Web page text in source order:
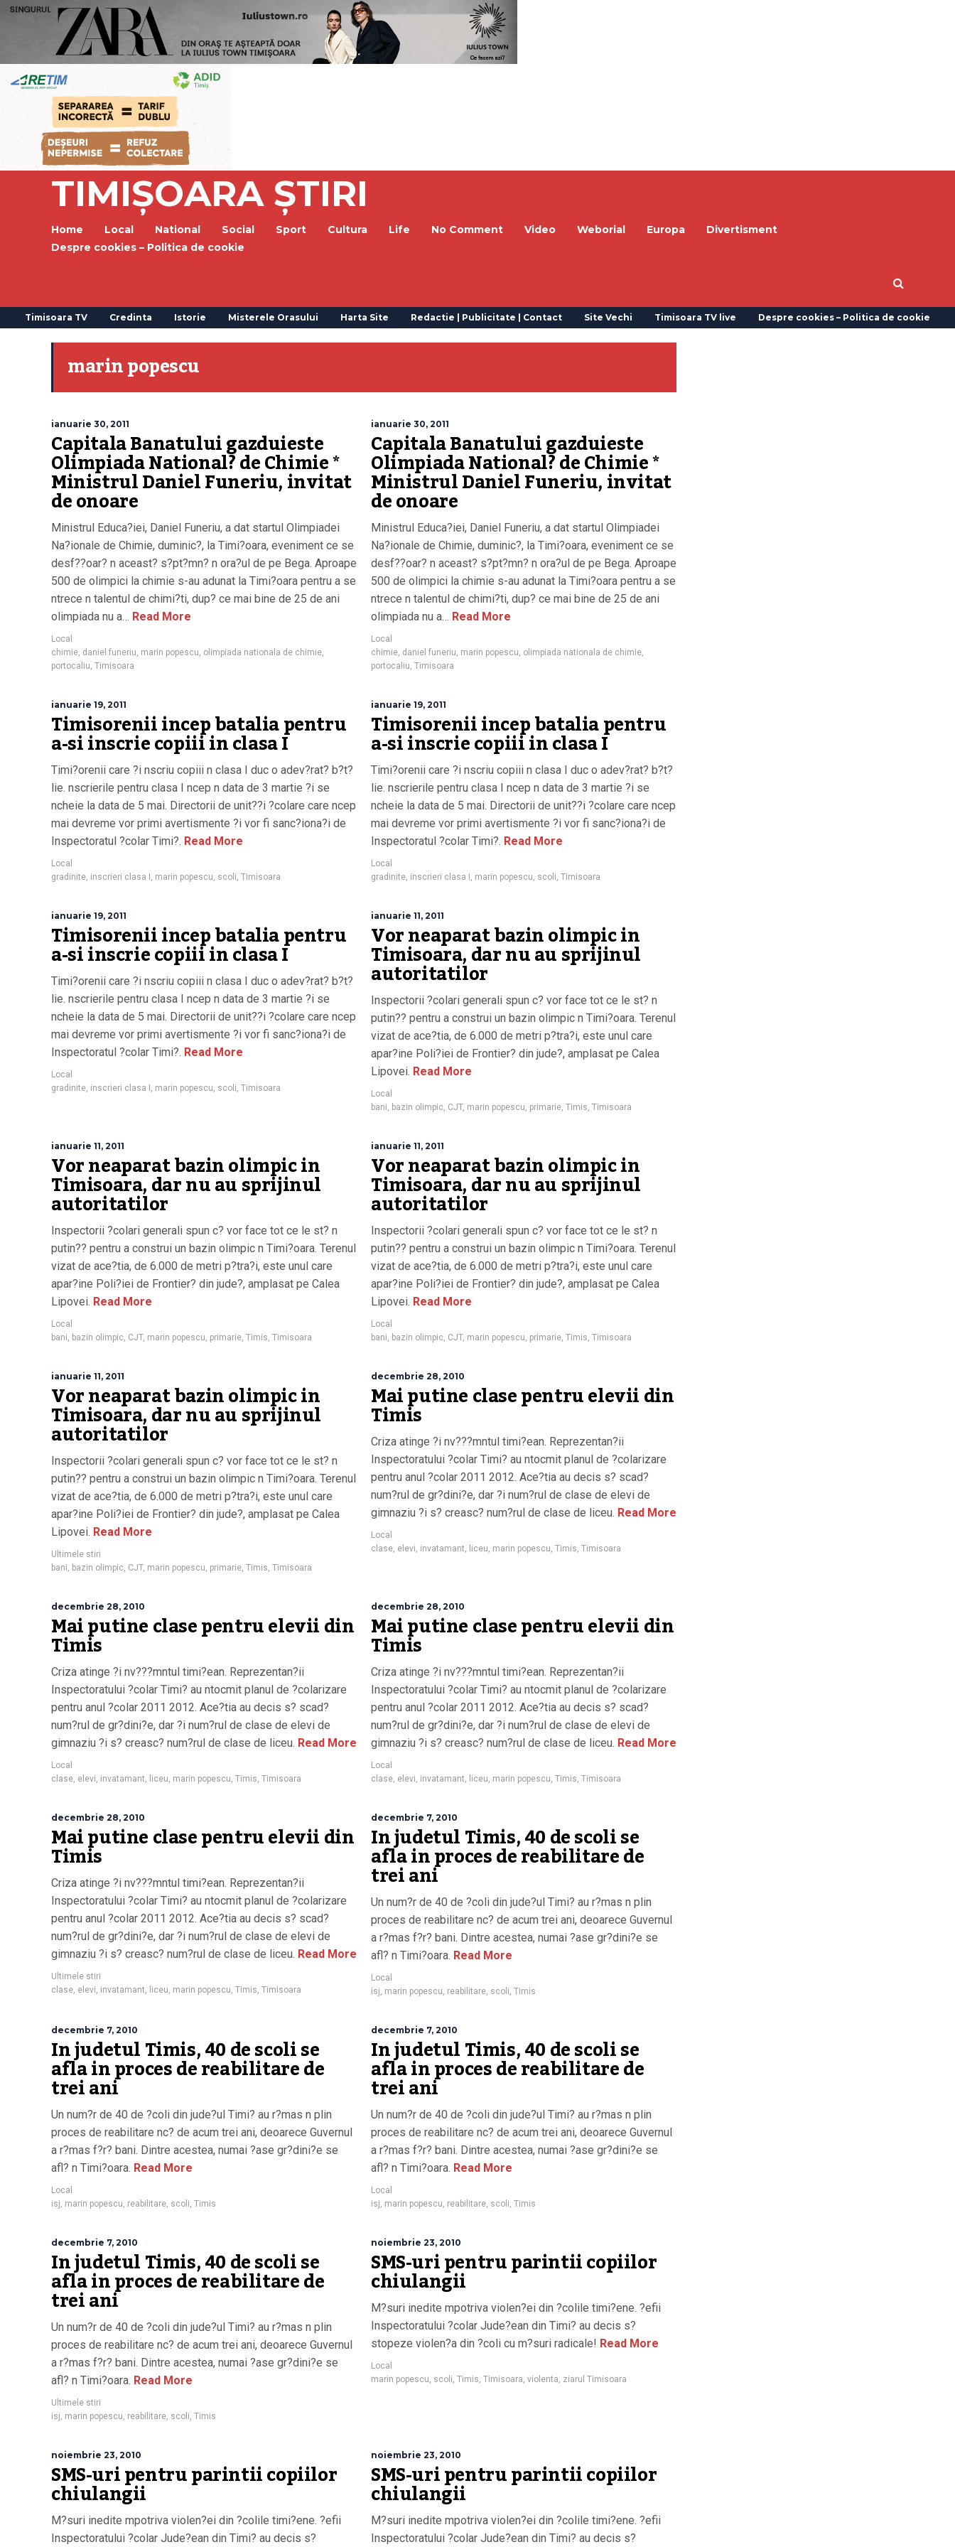
TIMIȘOARA ȘTIRI
Home Local National Social Sport Cultura Life No Comment Video Weborial Europa
Divertisment
Despre cookies – Politica de cookie
Timisoara TV Credinta Istorie Misterele Orasului Harta Site Redactie | Publicitate | Contact Site Vechi Timisoara TV live Despre cookies – Politica de cookie
marin popescu
ianuarie 30, 2011
Capitala Banatului gazduieste
Olimpiada National? de Chimie *
Ministrul Daniel Funeriu, invitat
de onoare
Ministrul Educa?iei, Daniel Funeriu, a dat startul Olimpiadei
Na?ionale de Chimie, duminic?, la Timi?oara, eveniment ce se
desf??oar? n aceast? s?pt?mn? n ora?ul de pe Bega. Aproape
500 de olimpici la chimie s-au adunat la Timi?oara pentru a se
ntrece n talentul de chimi?ti, dup? ce mai bine de 25 de ani
olimpiada nu a… Read More
Local
chimie, daniel funeriu, marin popescu, olimpiada nationala de chimie,
portocaliu, Timisoara
ianuarie 30, 2011
Capitala Banatului gazduieste
Olimpiada National? de Chimie *
Ministrul Daniel Funeriu, invitat
de onoare
Ministrul Educa?iei, Daniel Funeriu, a dat startul Olimpiadei
Na?ionale de Chimie, duminic?, la Timi?oara, eveniment ce se
desf??oar? n aceast? s?pt?mn? n ora?ul de pe Bega. Aproape
500 de olimpici la chimie s-au adunat la Timi?oara pentru a se
ntrece n talentul de chimi?ti, dup? ce mai bine de 25 de ani
olimpiada nu a… Read More
Local
chimie, daniel funeriu, marin popescu, olimpiada nationala de chimie,
portocaliu, Timisoara
ianuarie 19, 2011
Timisorenii incep batalia pentru
a-si inscrie copiii in clasa I
Timi?orenii care ?i nscriu copiii n clasa I duc o adev?rat? b?t?
lie. nscrierile pentru clasa I ncep n data de 3 martie ?i se
ncheie la data de 5 mai. Directorii de unit??i ?colare care ncep
mai devreme vor primi avertismente ?i vor fi sanc?iona?i de
Inspectoratul ?colar Timi?. Read More
Local
gradinite, inscrieri clasa I , marin popescu, scoli, Timisoara
ianuarie 19, 2011
Timisorenii incep batalia pentru
a-si inscrie copiii in clasa I
Timi?orenii care ?i nscriu copiii n clasa I duc o adev?rat? b?t?
lie. nscrierile pentru clasa I ncep n data de 3 martie ?i se
ncheie la data de 5 mai. Directorii de unit??i ?colare care ncep
mai devreme vor primi avertismente ?i vor fi sanc?iona?i de
Inspectoratul ?colar Timi?. Read More
Local
gradinite, inscrieri clasa I , marin popescu, scoli, Timisoara
ianuarie 19, 2011
Timisorenii incep batalia pentru
a-si inscrie copiii in clasa I
Timi?orenii care ?i nscriu copiii n clasa I duc o adev?rat? b?t?
lie. nscrierile pentru clasa I ncep n data de 3 martie ?i se
ncheie la data de 5 mai. Directorii de unit??i ?colare care ncep
mai devreme vor primi avertismente ?i vor fi sanc?iona?i de
Inspectoratul ?colar Timi?. Read More
Local
gradinite, inscrieri clasa I , marin popescu, scoli, Timisoara
ianuarie 11, 2011
Vor neaparat bazin olimpic in
Timisoara, dar nu au sprijinul
autoritatilor
Inspectorii ?colari generali spun c? vor face tot ce le st? n
putin?? pentru a construi un bazin olimpic n Timi?oara. Terenul
vizat de ace?tia, de 6.000 de metri p?tra?i, este unul care
apar?ine Poli?iei de Frontier? din jude?, amplasat pe Calea
Lipovei. Read More
Local
bani, bazin olimpic, CJT, marin popescu, primarie, Timis, Timisoara
ianuarie 11, 2011
Vor neaparat bazin olimpic in
Timisoara, dar nu au sprijinul
autoritatilor
Inspectorii ?colari generali spun c? vor face tot ce le st? n
putin?? pentru a construi un bazin olimpic n Timi?oara. Terenul
vizat de ace?tia, de 6.000 de metri p?tra?i, este unul care
apar?ine Poli?iei de Frontier? din jude?, amplasat pe Calea
Lipovei. Read More
Local
bani, bazin olimpic, CJT, marin popescu, primarie, Timis, Timisoara
ianuarie 11, 2011
Vor neaparat bazin olimpic in
Timisoara, dar nu au sprijinul
autoritatilor
Inspectorii ?colari generali spun c? vor face tot ce le st? n
putin?? pentru a construi un bazin olimpic n Timi?oara. Terenul
vizat de ace?tia, de 6.000 de metri p?tra?i, este unul care
apar?ine Poli?iei de Frontier? din jude?, amplasat pe Calea
Lipovei. Read More
Local
bani, bazin olimpic, CJT, marin popescu, primarie, Timis, Timisoara
ianuarie 11, 2011
Vor neaparat bazin olimpic in
Timisoara, dar nu au sprijinul
autoritatilor
Inspectorii ?colari generali spun c? vor face tot ce le st? n
putin?? pentru a construi un bazin olimpic n Timi?oara. Terenul
vizat de ace?tia, de 6.000 de metri p?tra?i, este unul care
apar?ine Poli?iei de Frontier? din jude?, amplasat pe Calea
Lipovei. Read More
Ultimele stiri
bani, bazin olimpic, CJT, marin popescu, primarie, Timis, Timisoara
decembrie 28, 2010
Mai putine clase pentru elevii din
Timis
Criza atinge ?i nv???mntul timi?ean. Reprezentan?ii
Inspectoratului ?colar Timi? au ntocmit planul de ?colarizare
pentru anul ?colar 2011 2012. Ace?tia au decis s? scad?
num?rul de gr?dini?e, dar ?i num?rul de clase de elevi de
gimnaziu ?i s? creasc? num?rul de clase de liceu. Read More
Local
clase, elevi, invatamant, liceu, marin popescu, Timis, Timisoara
decembrie 28, 2010
Mai putine clase pentru elevii din
Timis
Criza atinge ?i nv???mntul timi?ean. Reprezentan?ii
Inspectoratului ?colar Timi? au ntocmit planul de ?colarizare
pentru anul ?colar 2011 2012. Ace?tia au decis s? scad?
num?rul de gr?dini?e, dar ?i num?rul de clase de elevi de
gimnaziu ?i s? creasc? num?rul de clase de liceu. Read More
Local
clase, elevi, invatamant, liceu, marin popescu, Timis, Timisoara
decembrie 28, 2010
Mai putine clase pentru elevii din
Timis
Criza atinge ?i nv???mntul timi?ean. Reprezentan?ii
Inspectoratului ?colar Timi? au ntocmit planul de ?colarizare
pentru anul ?colar 2011 2012. Ace?tia au decis s? scad?
num?rul de gr?dini?e, dar ?i num?rul de clase de elevi de
gimnaziu ?i s? creasc? num?rul de clase de liceu. Read More
Local
clase, elevi, invatamant, liceu, marin popescu, Timis, Timisoara
decembrie 28, 2010
Mai putine clase pentru elevii din
Timis
Criza atinge ?i nv???mntul timi?ean. Reprezentan?ii
Inspectoratului ?colar Timi? au ntocmit planul de ?colarizare
pentru anul ?colar 2011 2012. Ace?tia au decis s? scad?
num?rul de gr?dini?e, dar ?i num?rul de clase de elevi de
gimnaziu ?i s? creasc? num?rul de clase de liceu. Read More
Ultimele stiri
clase, elevi, invatamant, liceu, marin popescu, Timis, Timisoara
decembrie 7, 2010
In judetul Timis, 40 de scoli se
afla in proces de reabilitare de
trei ani
Un num?r de 40 de ?coli din jude?ul Timi? au r?mas n plin
proces de reabilitare nc? de acum trei ani, deoarece Guvernul
a r?mas f?r? bani. Dintre acestea, numai ?ase gr?dini?e se
afl? n Timi?oara. Read More
Local
isj, marin popescu, reabilitare, scoli, Timis
decembrie 7, 2010
In judetul Timis, 40 de scoli se
afla in proces de reabilitare de
trei ani
Un num?r de 40 de ?coli din jude?ul Timi? au r?mas n plin
proces de reabilitare nc? de acum trei ani, deoarece Guvernul
a r?mas f?r? bani. Dintre acestea, numai ?ase gr?dini?e se
afl? n Timi?oara. Read More
Local
isj, marin popescu, reabilitare, scoli, Timis
decembrie 7, 2010
In judetul Timis, 40 de scoli se
afla in proces de reabilitare de
trei ani
Un num?r de 40 de ?coli din jude?ul Timi? au r?mas n plin
proces de reabilitare nc? de acum trei ani, deoarece Guvernul
a r?mas f?r? bani. Dintre acestea, numai ?ase gr?dini?e se
afl? n Timi?oara. Read More
Local
isj, marin popescu, reabilitare, scoli, Timis
decembrie 7, 2010
In judetul Timis, 40 de scoli se
afla in proces de reabilitare de
trei ani
Un num?r de 40 de ?coli din jude?ul Timi? au r?mas n plin
proces de reabilitare nc? de acum trei ani, deoarece Guvernul
a r?mas f?r? bani. Dintre acestea, numai ?ase gr?dini?e se
afl? n Timi?oara. Read More
Ultimele stiri
isj, marin popescu, reabilitare, scoli, Timis
noiembrie 23, 2010
SMS-uri pentru parintii copiilor
chiulangii
M?suri inedite mpotriva violen?ei din ?colile timi?ene. ?efii
Inspectoratului ?colar Jude?ean din Timi? au decis s?
stopeze violen?a din ?coli cu m?suri radicale! Read More
Local
marin popescu, scoli, Timis, Timisoara, violenta, ziarul Timisoara
noiembrie 23, 2010
SMS-uri pentru parintii copiilor
chiulangii
M?suri inedite mpotriva violen?ei din ?colile timi?ene. ?efii
Inspectoratului ?colar Jude?ean din Timi? au decis s?
noiembrie 23, 2010
SMS-uri pentru parintii copiilor
chiulangii
M?suri inedite mpotriva violen?ei din ?colile timi?ene. ?efii
Inspectoratului ?colar Jude?ean din Timi? au decis s?